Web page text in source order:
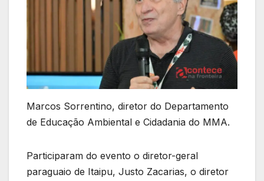
Marcos Sorrentino, diretor do Departamento
de Educação Ambiental e Cidadania do MMA.
Participaram do evento o diretor-geral
paraguaio de Itaipu, Justo Zacarias, o diretor